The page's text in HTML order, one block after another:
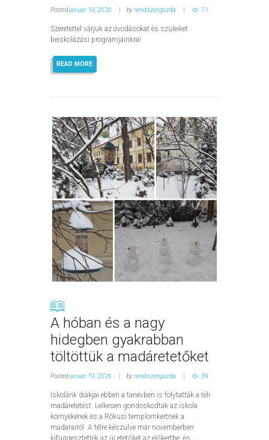
Postedjanuár 19, 2026 by rendszergazda 71
Szeretettel várjuk az óvodásokat és szüleiket
beiskolázási programjainkra!
READ MORE
A hóban és a nagy
hidegben gyakrabban
töltöttük a madáretetőket
Postedjanuár 19, 2026 by rendszergazda 39
Iskolánk diákjai ebben a tanévben is folytatták a téli
madáretetést. Lelkesen gondoskodtak az iskola
környékének és a Rókusi templomkertnek a
madarairól. A télre készülve már novemberben
kifüggesztették az új etetőket az előkertbe, és...